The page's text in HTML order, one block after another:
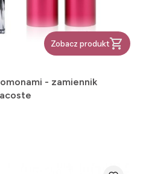
Zobacz produkt
- zamiennik